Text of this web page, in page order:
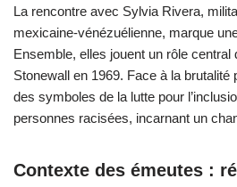
La rencontre avec Sylvia Rivera,
mexicaine-vénézuélienne, marque
Ensemble, elles jouent un rôle
Stonewall en 1969. Face à la brutalité
des symboles de la lutte pour
personnes racisées, incarnant un
Contexte des émeutes :